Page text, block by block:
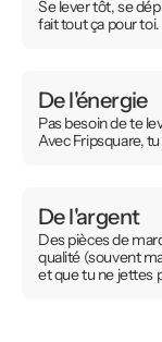
Se lever tôt, se
fait tout ça pour toi.
De l'énergie
Pas besoin de te
Avec Fripsquare,
De l'argent
Des pièces de
qualité (souvent
et que tu ne jettes